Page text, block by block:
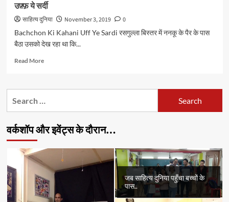
उफ़्फ़ ये सर्दी
साहित्य दुनिया November 3, 2019
0
Bachchon Ki Kahani Uff Ye Sardi रसगुल्ला बिस्तर में ननकू के पैर के पास
बैठा उसको देख रहा था कि...
Read MoreRead
उफ़्फ़
वर्कशॉप और इवेंट्स के दौरान…
जब साहित्य दुनिया पहुँचा बच्चों के
पास..